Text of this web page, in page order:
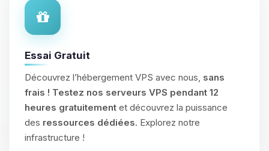
Essai Gratuit
Découvrez l’hébergement VPS avec nous, sans
frais ! Testez nos serveurs VPS pendant 12
heures gratuitement et découvrez la puissance
des ressources dédiées. Explorez notre
infrastructure !